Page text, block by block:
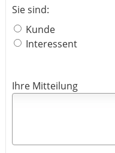
Sie sind:
Kunde
Interessent
Ihre Mitteilung